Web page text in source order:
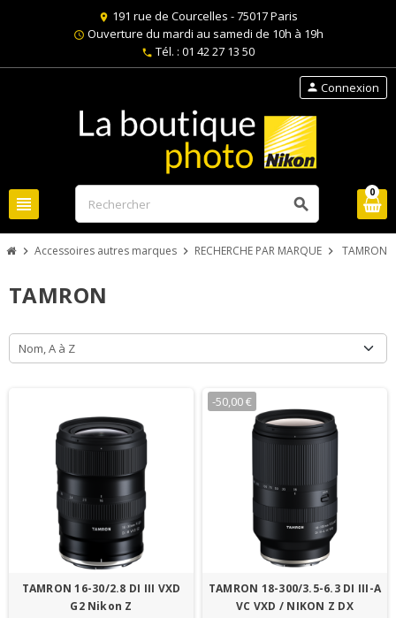
location_on 191 rue de Courcelles - 75017 Paris
schedule Ouverture du mardi au samedi de 10h à 19h
phone Tél. : 01 42 27 13 50
view_headline search
person Connexion
0
chevron_right Accessoires autres marques chevron_right RECHERCHE PAR MARQUE chevron_right TAMRON
TAMRON
Nom, A à Z
TAMRON 16-30/2.8 DI III VXD
G2 Nikon Z
-50,00 €
TAMRON 18-300/3.5-6.3 DI III-A
VC VXD / NIKON Z DX